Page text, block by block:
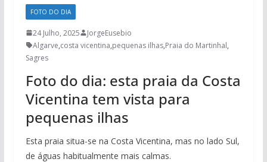
FOTO DO DIA
24 Julho, 2025
JorgeEusebio
Algarve,costa vicentina,pequenas ilhas,Praia do Martinhal,
Sagres
Foto do dia: esta praia da Costa
Vicentina tem vista para
pequenas ilhas
Esta praia situa-se na Costa Vicentina, mas no lado Sul,
de águas habitualmente mais calmas.